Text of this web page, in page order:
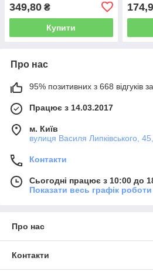
349,80 ₴
Купити
Про нас
95% позитивних з 668 відгуків
Працює з 14.03.2017
м. Київ
вулиця Василя Липківського,
Контакти
Сьогодні працює з 10:00 до
Показати весь графік роботи
Про нас
Контакти